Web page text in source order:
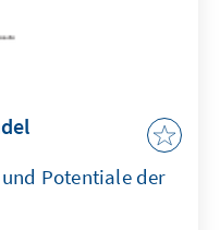
Potentiale der